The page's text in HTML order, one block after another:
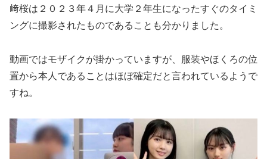
﨑桜は２０２３年４月に大学２年生になったすぐのタイミ
ングに撮影されたものであることも分かりました。
動画ではモザイクが掛かっていますが、服装やほくろの位
置から本人であることはほぼ確定だと言われているようで
すね。